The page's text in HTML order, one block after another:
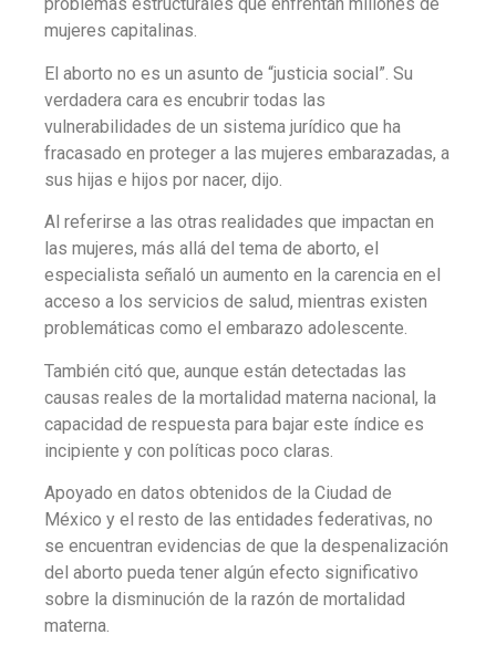
problemas estructurales que enfrentan millones de
mujeres capitalinas.
El aborto no es un asunto de “justicia social”. Su
verdadera cara es encubrir todas las
vulnerabilidades de un sistema jurídico que ha
fracasado en proteger a las mujeres embarazadas, a
sus hijas e hijos por nacer, dijo.
Al referirse a las otras realidades que impactan en
las mujeres, más allá del tema de aborto, el
especialista señaló un aumento en la carencia en el
acceso a los servicios de salud, mientras existen
problemáticas como el embarazo adolescente.
También citó que, aunque están detectadas las
causas reales de la mortalidad materna nacional, la
capacidad de respuesta para bajar este índice es
incipiente y con políticas poco claras.
Apoyado en datos obtenidos de la Ciudad de
México y el resto de las entidades federativas, no
se encuentran evidencias de que la despenalización
del aborto pueda tener algún efecto significativo
sobre la disminución de la razón de mortalidad
materna.